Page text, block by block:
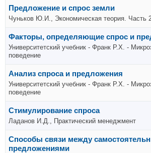
Предложение и спрос земли
Чуньков Ю.И., Экономическая теория. Часть
Факторы, определяющие спрос и
Университетский учебник - Франк Р.Х. -
поведение
Анализ спроса и предложения
Университетский учебник - Франк Р.Х. -
поведение
Стимулирование спроса
Ладанов И.Д., Практический менеджмент
Способы связи между
предложениями